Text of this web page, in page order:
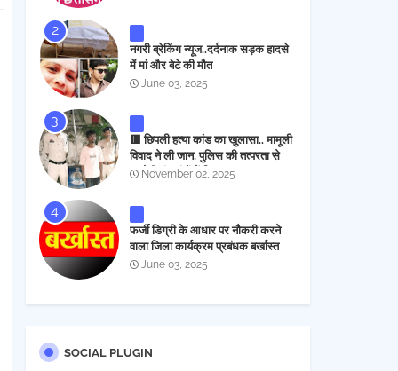
नगरी ब्रेकिंग न्यूज..दर्दनाक सड़क हादसे
में मां और बेटे की मौत
June 03, 2025
🟥 छिपली हत्या कांड का खुलासा.. मामूली
विवाद ने ली जान, पुलिस की तत्परता से
आरोपी चंद घंटों में गिरफ्तार
November 02, 2025
फर्जी डिग्री के आधार पर नौकरी करने
वाला जिला कार्यक्रम प्रबंधक बर्खास्त
June 03, 2025
SOCIAL PLUGIN